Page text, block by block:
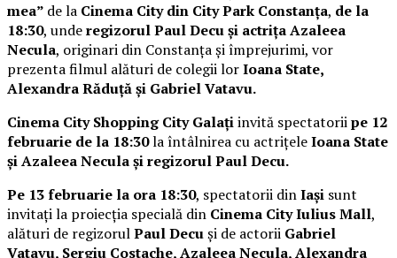
mea” de la Cinema City din City Park Constanța, de la
18:30, underegizorul Paul Decu și actrița Azaleea
Necula, originari din Constanța și împrejurimi, vor
prezenta filmul alături de colegii lorIoana State,
Alexandra Răduță și Gabriel Vatavu.
Cinema City Shopping City Galațiinvită spectatoriipe 12
februarie de la 18:30la întâlnirea cu actrițeleIoana State
și Azaleea Necula și regizorul Paul Decu.
Pe 13 februarie la ora 18:30, spectatorii dinIași sunt
invitați la proiecția specială din Cinema City Iulius Mall,
alături de regizorulPaul Decuși de actorii Gabriel
Vatavu, Sergiu Costache, Azaleea Necula, Alexandra